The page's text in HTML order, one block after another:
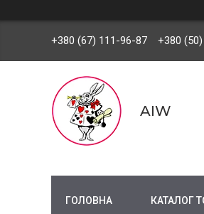
+380 (67) 111-96-87 +380
AIW
ГОЛОВНА КАТАЛОГ